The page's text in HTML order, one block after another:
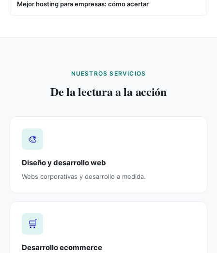
Mejor hosting para empresas: cómo acertar
NUESTROS SERVICIOS
De la lectura a la acción
🎨
Diseño y desarrollo web
Webs corporativas y desarrollo a medida.
🛒
Desarrollo ecommerce